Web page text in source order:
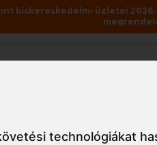
technológiákat
kiskereskedelmi üzletei
78450 Térdvédő etilén-